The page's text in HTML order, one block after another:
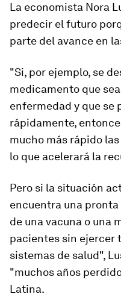
La economista Nora
predecir el futuro
parte del avance en
"Si, por ejemplo, se
medicamento que
enfermedad y que se
rápidamente,
mucho más rápido
lo que acelerará la
Pero si la situación
encuentra una pronta
de una vacuna o una
pacientes sin ejercer
sistemas de salud",
"muchos años
Latina.